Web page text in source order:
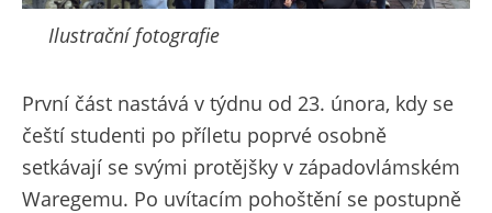
Ilustrační fotografie
První část nastává v týdnu od 23. února, kdy se
čeští studenti po příletu poprvé osobně
setkávají se svými protějšky v západovlámském
Waregemu. Po uvítacím pohoštění se postupně